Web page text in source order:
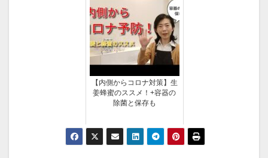
【内側からコロナ対策】生
姜蜂蜜のススメ！+容器の
除菌と保存も